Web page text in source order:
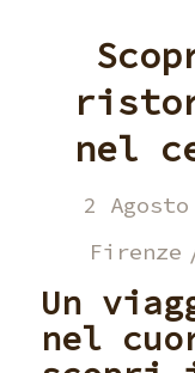
nel
2 Agosto
Firenze
Un
nel